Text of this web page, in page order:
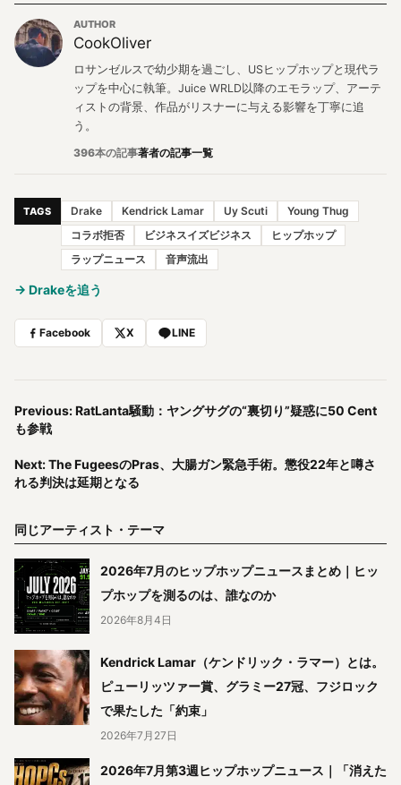
AUTHOR
CookOliver
ロサンゼルスで幼少期を過ごし、USヒップホップと現代ラ
ップを中心に執筆。Juice WRLD以降のエモラップ、アーテ
ィストの背景、作品がリスナーに与える影響を丁寧に追
う。
396本の記事著者の記事一覧
TAGS Drake Kendrick Lamar Uy Scuti
Young Thug
コラボ拒否
ビジネスイズビジネス
ヒップホップ
ラップニュース
音声流出
→ Drakeを追う
Facebook X LINE
Previous: RatLanta騒動：ヤングサグの“裏切り”疑惑に50 Cent
も参戦
Next: The FugeesのPras、大腸ガン緊急手術。懲役22年と噂さ
れる判決は延期となる
同じアーティスト・テーマ
2026年7月のヒップホップニュースまとめ｜ヒッ
プホップを測るのは、誰なのか
2026年8月4日
Kendrick Lamar（ケンドリック・ラマー）とは。
ピューリッツァー賞、グラミー27冠、フジロック
で果たした「約束」
2026年7月27日
2026年7月第3週ヒップホップニュース｜「消えた